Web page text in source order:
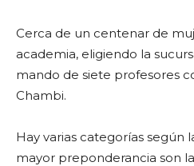
Cerca de un centenar de
academia, eligiendo la
mando de siete profesores
Chambi.
Hay varias categorías según
mayor preponderancia son